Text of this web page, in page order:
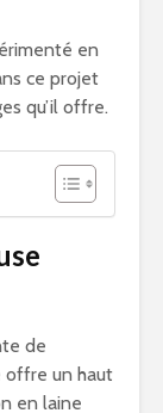
en
ce projet
qu’il offre.
de
offre un haut
en laine